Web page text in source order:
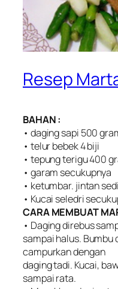
Resep
BAHAN :
• daging sapi 500
• telur bebek 4 biji
• tepung terigu 400
• garam secukupnya
• ketumbar. jintan
• Kucai seledri
CARA MEMBUAT
• Daging direbus
sampai halus. Bumbu
campurkan dengan
daging tadi. Kucai,
sampai rata.